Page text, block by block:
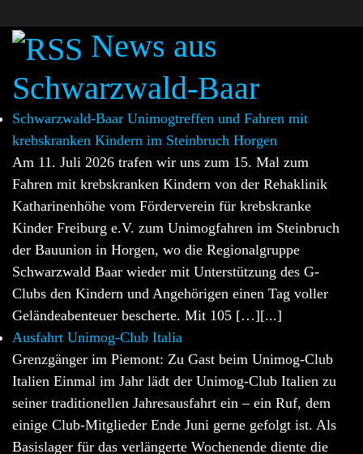
News aus
Schwarzwald-Baar
Schwarzwald-Baar Unimogtreffen und Fahren mit
krebskranken Kindern im Steinbruch Horgen
Am 11. Juli 2026 trafen wir uns zum 15. Mal zum
Fahren mit krebskranken Kindern von der Rehaklinik
Katharinenhöhe vom Förderverein für krebskranke
Kinder Freiburg e.V. zum Unimogfahren im Steinbruch
der Bauunion in Horgen, wo die Regionalgruppe
Schwarzwald Baar wieder mit Unterstützung des G-
Clubs den Kindern und Angehörigen einen Tag voller
Geländeabenteuer bescherte. Mit 105 […][...]
Ausfahrt Unimog-Club Italia
Grenzgänger im Piemont: Zu Gast beim Unimog-Club
Italien Einmal im Jahr lädt der Unimog-Club Italien zu
seiner traditionellen Jahresausfahrt ein – ein Ruf, dem
einige Club-Mitglieder Ende Juni gerne gefolgt ist. Als
Basislager für das verlängerte Wochenende diente die